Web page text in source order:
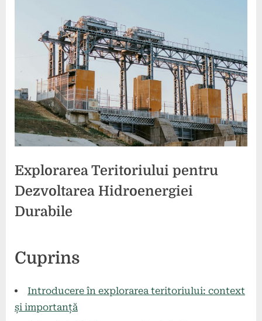
Explorarea Teritoriului pentru
Dezvoltarea Hidroenergiei
Durabile
on
mai
comentariu la
Teritoriului
Dezvoltarea
Cuprins
Introducere în explorarea teritoriului: context
și importanță